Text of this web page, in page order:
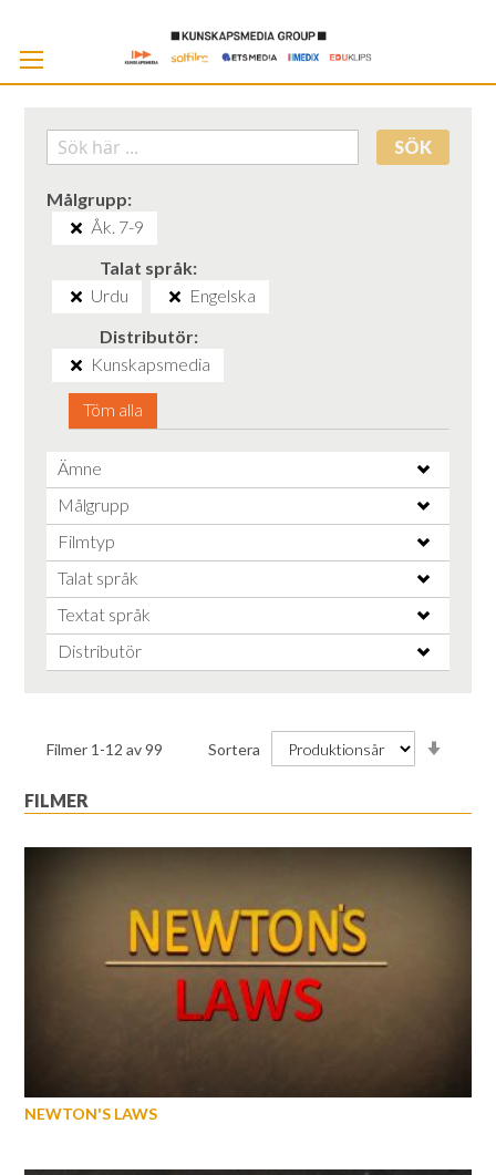
SÖK
Målgrupp
Åk. 7-9
Talat språk
Urdu
Engelska
Distributör
Kunskapsmedia
Töm alla
Ämne
Målgrupp
Filmtyp
Talat språk
Textat språk
Distributör
Filmer 1 -12 av99 Sortera
FILMER
NEWTON'S LAWS